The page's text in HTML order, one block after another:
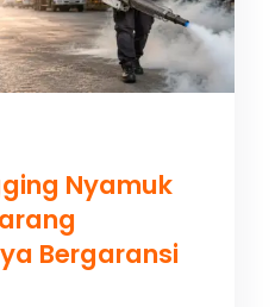
Nyamuk
Bergaransi